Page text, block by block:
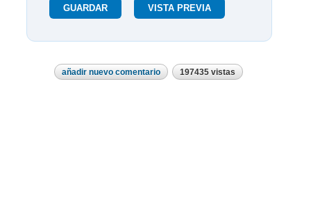
añadir nuevo comentario 197435 vistas